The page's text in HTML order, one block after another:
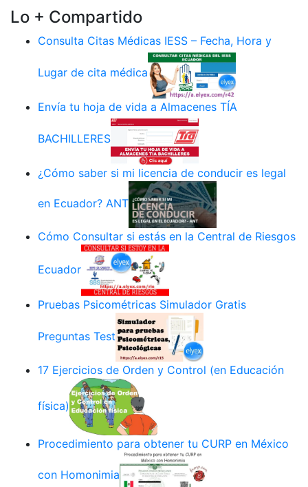
Lo + Compartido
Consulta Citas Médicas IESS – Fecha, Hora y
Lugar de cita médica
Envía tu hoja de vida a Almacenes TÍA
BACHILLERES
¿Cómo saber si mi licencia de conducir es legal
en Ecuador? ANT
Cómo Consultar si estás en la Central de Riesgos
Ecuador
Pruebas Psicométricas Simulador Gratis
Preguntas Test
17 Ejercicios de Orden y Control (en Educación
física)
Procedimiento para obtener tu CURP en México
con Homonimia